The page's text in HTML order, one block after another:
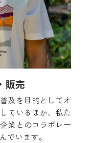
販売
及を目的としてオ
ているほか、私た
業とのコラボレー
でいます。